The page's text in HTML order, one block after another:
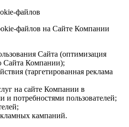
файлов
файлов на Сайте Компании
Сайта (оптимизация
Сайта Компании);
(таргетированная реклама
на сайте Компании в
и потребностями пользователей;
кампаний.